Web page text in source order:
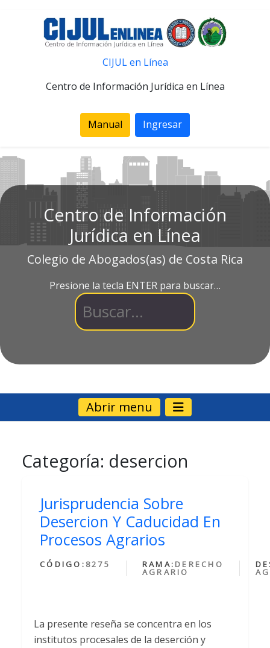
CIJUL en Línea
Centro de Información Jurídica en Línea
Manual Ingresar
Centro de Información
Jurídica en Línea
Colegio de Abogados(as) de Costa Rica
Presione la tecla ENTER para buscar…
Abrir menu
Categoría: desercion
Jurisprudencia Sobre
Desercion Y Caducidad En
Procesos Agrarios
CÓDIGO: 8275 RAMA: DERECHO
AGRARIO
La presente reseña se concentra en los
institutos procesales de la deserción y